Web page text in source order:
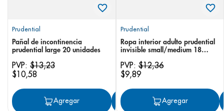
Prudential
Pañal de incontinencia
prudential large 20 unidades
PVP: $13,23
$10,58
Agregar Agregar
Prudential
Ropa interior adulto prudential
invisible small/medium 18
PVP:$12,36
$9,89
Agregar